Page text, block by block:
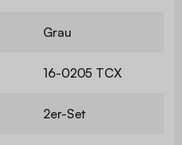
Grau
16-0205 TCX
2er-Set